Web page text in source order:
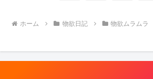
ホーム 物欲日記 物欲ムラムラ